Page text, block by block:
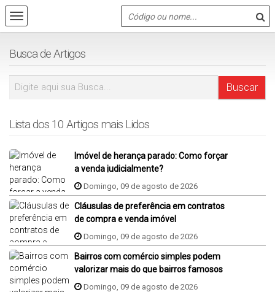
Busca de Artigos
Lista dos 10 Artigos mais Lidos
Imóvel de herança parado: Como forçar
a venda judicialmente?
Domingo, 09 de agosto de 2026
Cláusulas de preferência em contratos
de compra e venda imóvel
Domingo, 09 de agosto de 2026
Bairros com comércio simples podem
valorizar mais do que bairros famosos
Domingo, 09 de agosto de 2026